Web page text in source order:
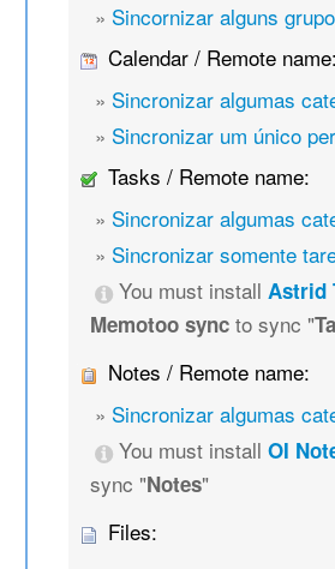
» Sincornizar alguns
Calendar / Remote name:
» Sincronizar algumas
» Sincronizar um único
Tasks / Remote name:
» Sincronizar algumas
» Sincronizar somente
You must installAstrid
Memotoo sync to sync "
Notes / Remote name:
» Sincronizar algumas
You must installOI
sync "Notes"
Files: